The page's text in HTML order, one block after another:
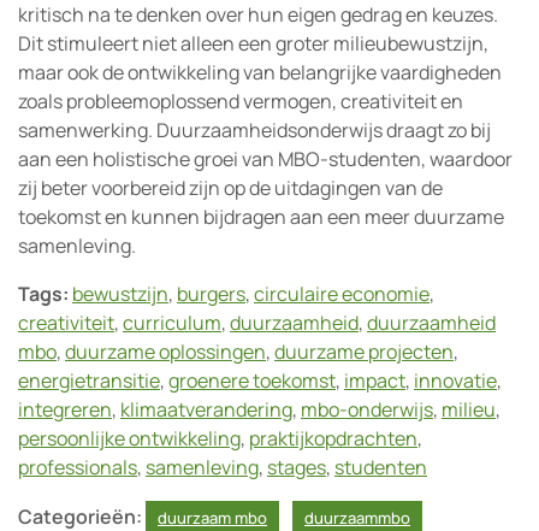
kritisch na te denken over hun eigen gedrag en keuzes.
Dit stimuleert niet alleen een groter milieubewustzijn,
maar ook de ontwikkeling van belangrijke vaardigheden
zoals probleemoplossend vermogen, creativiteit en
samenwerking. Duurzaamheidsonderwijs draagt zo bij
aan een holistische groei van MBO-studenten, waardoor
zij beter voorbereid zijn op de uitdagingen van de
toekomst en kunnen bijdragen aan een meer duurzame
samenleving.
Tags: bewustzijn, burgers,circulaire economie,
creativiteit,curriculum,duurzaamheid,duurzaamheid
mbo,duurzame oplossingen,duurzame projecten,
energietransitie,groenere toekomst, impact, innovatie,
integreren, klimaatverandering, mbo-onderwijs, milieu,
persoonlijke ontwikkeling, praktijkopdrachten,
professionals, samenleving, stages, studenten
Categorieën:
duurzaam mbo duurzaammbo